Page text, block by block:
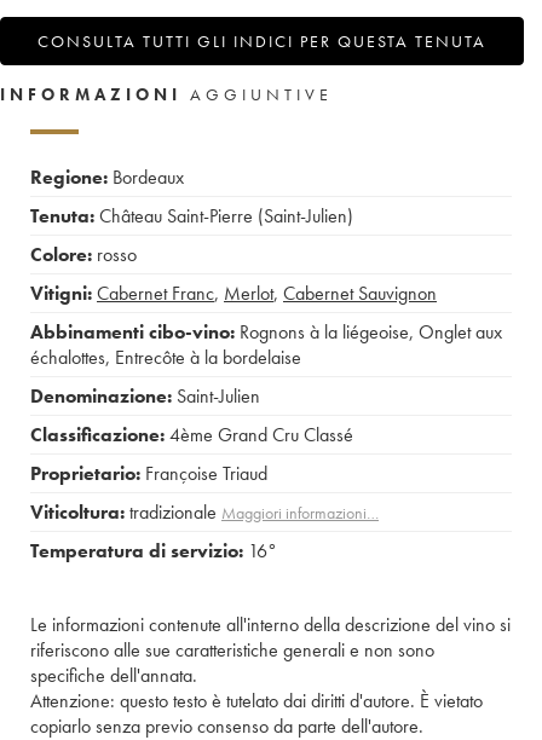
CONSULTA TUTTI GLI INDICI PER QUESTA TENUTA
INFORMAZIONI AGGIUNTIVE
Regione: Bordeaux
Tenuta:Château Saint-Pierre (Saint-Julien)
Colore: rosso
Vitigni:Cabernet Franc, Merlot, Cabernet Sauvignon
Abbinamenti cibo-vino: Rognons à la liégeoise, Onglet aux
échalottes, Entrecôte à la bordelaise
Denominazione: Saint-Julien
Classificazione:4ème Grand Cru Classé
Proprietario: Françoise Triaud
Viticoltura:tradizionale Maggiori informazioni…
Temperatura di servizio: 16°
Le informazioni contenute all'interno della descrizione del vino si
riferiscono alle sue caratteristiche generali e non sono
specifiche dell'annata.
Attenzione: questo testo è tutelato dai diritti d'autore. È vietato
copiarlo senza previo consenso da parte dell'autore.